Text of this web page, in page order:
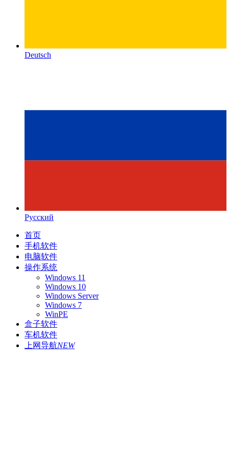
Deutsch
Русский
首页
手机软件
电脑软件
操作系统
Windows 11
Windows 10
Windows Server
Windows 7
WinPE
盒子软件
车机软件
上网导航NEW